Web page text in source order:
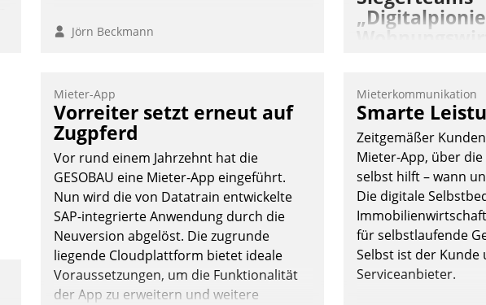
Jörn Beckmann
den Weg in eine
finden, ist das Ziel
„Digitalpioniere der
sich dafür ein Team
DW Die
Mieter-App
Vorreiter setzt erneut auf
Zugpferd
Vor rund einem Jahrzehnt hat die
GESOBAU eine Mieter-App eingeführt.
Nun wird die von Datatrain entwickelte
SAP-integrierte Anwendung durch die
Neuversion abgelöst. Die zugrunde
liegende Cloudplattform bietet ideale
Voraussetzungen, um die Funktionalität
der App zu erweitern und weitere
Mieterkommunikation
Smarte
Zeitgemäßer
Mieter-App, über
selbst hilft – wann
Die digitale
für selbstlaufende
Selbst ist der
Serviceanbieter.